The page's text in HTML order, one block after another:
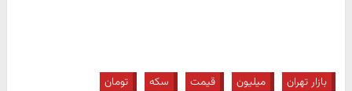
بازار تهران میلیون قیمت سکه تومان